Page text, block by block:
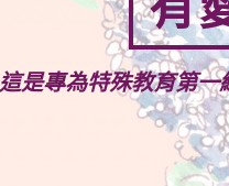
這是專為特殊教育第